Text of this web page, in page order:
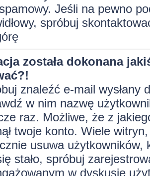
Jeśli na pewno
spróbuj
została dokonana
znaleźć e-mail wysłany
w nim nazwę
raz. Możliwe, że z
twoje konto. Wiele
usuwa użytkowników,
stało, spróbuj
w dyskusje